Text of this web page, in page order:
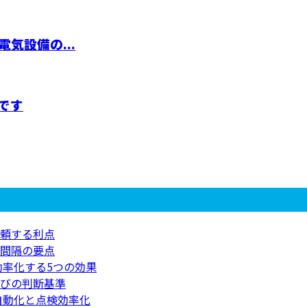
気設備の...
す
する利点
隔の要点
化する5つの効果
の判断基準
化と点検効率化